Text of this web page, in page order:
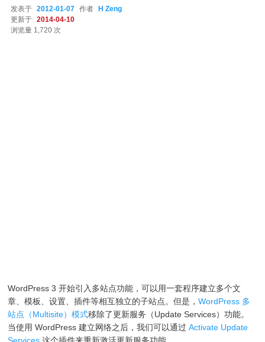
发表于 2012-01-07 作者
H Zeng
更新于
2014-04-10
浏览量 1,720 次
WordPress 3 开始引入多站点功能，可以用一套程序建立多个文
章、模板、设置、插件等相互独立的子站点。但是，WordPress 多
站点（Multisite）模式移除了更新服务（Update Services）功能。
当使用 WordPress 建立网络之后，我们可以通过Activate Update